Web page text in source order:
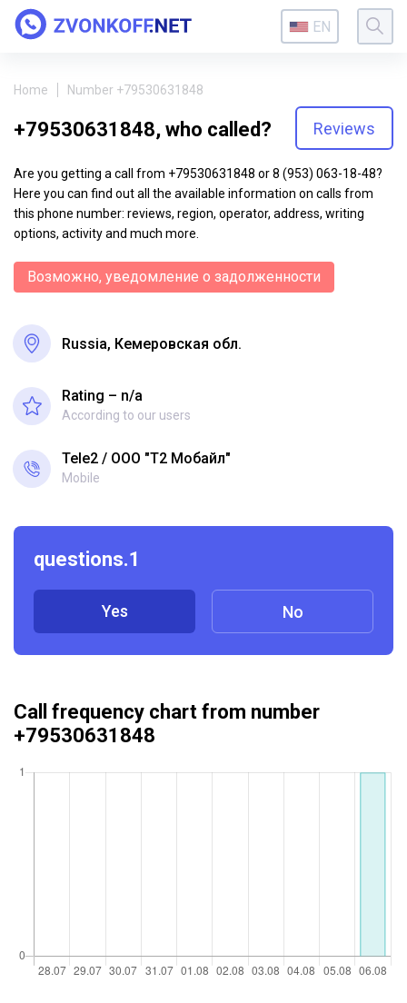
EN
Home Number +79530631848
+79530631848, who called? Reviews
Are you getting a call from +79530631848 or 8 (953) 063-18-48?
Here you can find out all the available information on calls from
this phone number: reviews, region, operator, address, writing
options, activity and much more.
Возможно, уведомление о задолженности
Russia, Кемеровская обл.
Rating – n/a
According to our users
Tele2 ООО "Т2 Мобайл"
Mobile
questions.1
Yes No
Call frequency chart from number
+79530631848